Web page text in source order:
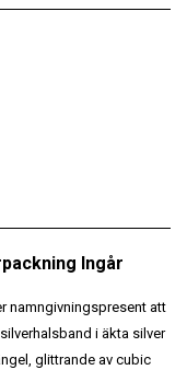
Ingår
namngivningspresent att
i äkta silver
glittrande av cubic